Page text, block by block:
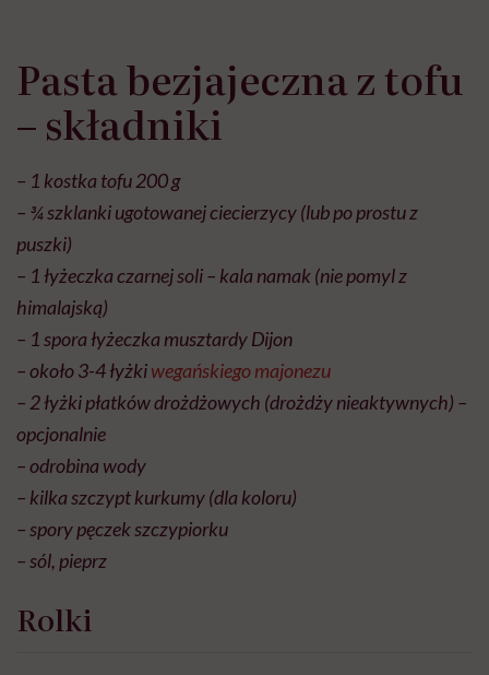
Pasta bezjajeczna z tofu
– składniki
– 1 kostka tofu 200 g
– ¾ szklanki ugotowanej ciecierzycy (lub po prostu z
puszki)
– 1 łyżeczka czarnej soli – kala namak (nie pomyl z
himalajską)
– 1 spora łyżeczka musztardy Dijon
– około 3-4 łyżkiwegańskiego majonezu
– 2 łyżki płatków drożdżowych (drożdży nieaktywnych) –
opcjonalnie
– odrobina wody
– kilka szczypt kurkumy (dla koloru)
– spory pęczek szczypiorku
– sól, pieprz
Rolki